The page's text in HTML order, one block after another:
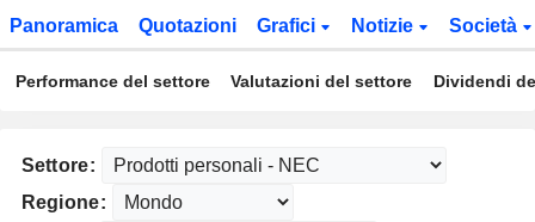
Panoramica Quotazioni Grafici Notizie Società
Performance del settore Valutazioni del settore Dividendi
Settore:
Regione: